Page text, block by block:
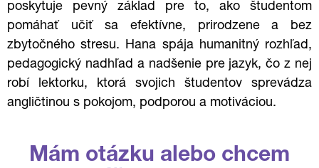
poskytuje pevný základ pre to, ako študentom
pomáhať učiť sa efektívne, prirodzene a bez
zbytočného stresu. Hana spája humanitný rozhľad,
pedagogický nadhľad a nadšenie pre jazyk, čo z nej
robí lektorku, ktorá svojich študentov sprevádza
angličtinou s pokojom, podporou a motiváciou.
Mám otázku alebo chcem